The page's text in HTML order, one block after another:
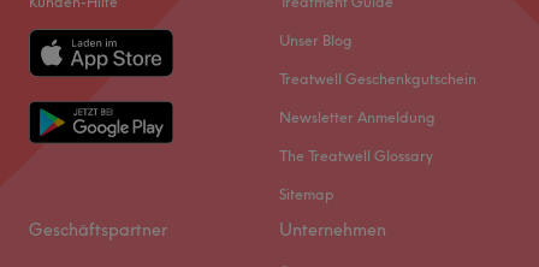
Unser Blog
Treatwell Geschenkgutschein
Newsletter Anmeldung
The Treatwell Glossary
Sitemap
Geschäftspartner Unternehmen